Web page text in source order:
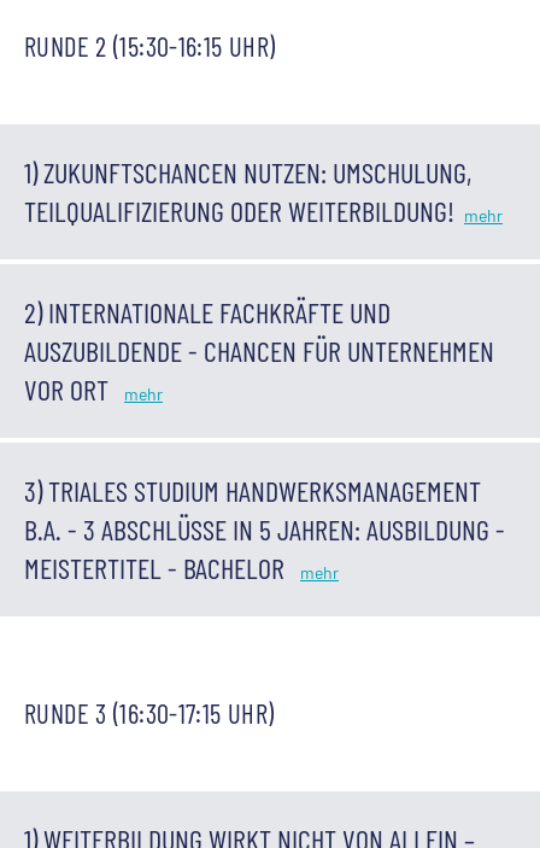
RUNDE 2 (15:30-16:15 UHR)
1) ZUKUNFTSCHANCEN NUTZEN: UMSCHULUNG,
TEILQUALIFIZIERUNG ODER WEITERBILDUNG!
2) INTERNATIONALE FACHKRÄFTE UND
AUSZUBILDENDE - CHANCEN FÜR UNTERNEHMEN
VOR ORT
3) TRIALES STUDIUM HANDWERKSMANAGEMENT
B.A. - 3 ABSCHLÜSSE IN 5 JAHREN: AUSBILDUNG -
MEISTERTITEL - BACHELOR
RUNDE 3 (16:30-17:15 UHR)
1) WEITERBILDUNG WIRKT NICHT VON ALLEIN –